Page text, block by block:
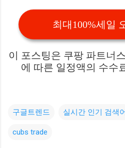
최대100%세일
이 포스팅은 쿠팡 파트너
에 따른 일정액의 수수
구글트렌드 실시간 인기 검색
cubs trade